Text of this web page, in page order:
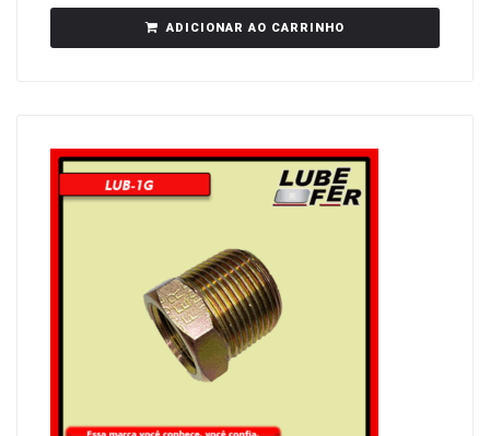
ADICIONAR AO CARRINHO